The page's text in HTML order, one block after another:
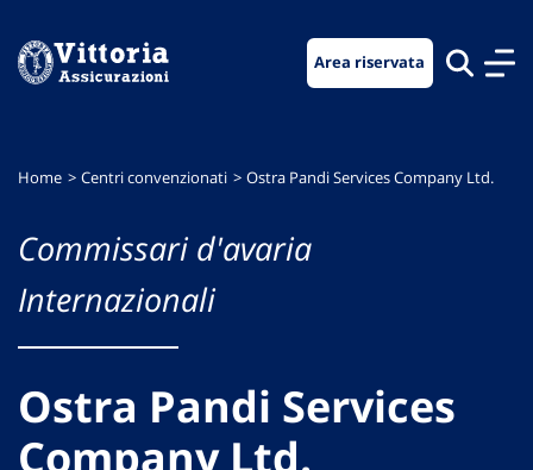
menu
contenuto
footer
Area riservata
Home Centri convenzionati Ostra Pandi Services Company Ltd.
Commissari d'avaria
Internazionali
Ostra Pandi Services
Company Ltd.